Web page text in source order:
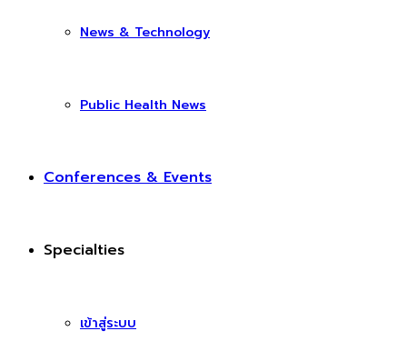
News & Technology
Public Health News
Conferences & Events
Specialties
เข้าสู่ระบบ